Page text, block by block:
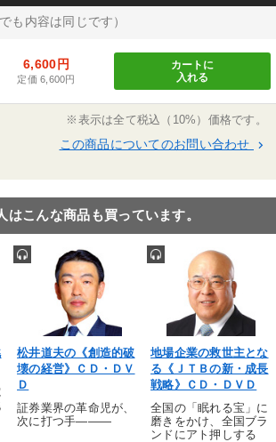
題 マネジメント IT・デジタル活用
女性経営者 ドラッカー
賃金制度 デザイン 感動講話
ーワード」を更新いただけます。
も内容は同じです）
6,600円
定価 6,600円
カートに
入れる
※表示は全て税込（10%）価格です。
この商品についてのお問い合わせ keyboard_arrow_right
はこんな商品も買っています。
松井道夫の《創造的破
壊の経営》ＣＤ・ＤＶ
Ｄ
証券業界の革命児が、
次に打つ手―――
地場企業の救世主とな
る《ＪＴＢの新・成長
戦略》ＣＤ・ＤＶＤ
全国の「眠れる宝」に
磨きをかけ、全国ブラ
ンドにアト押しする